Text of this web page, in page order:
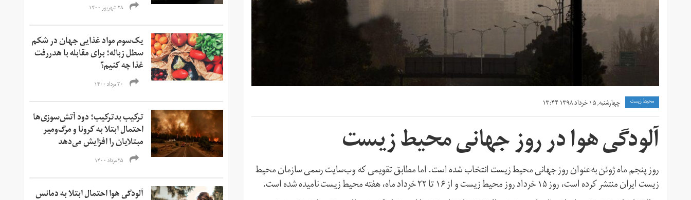
محیط زیست چهارشنبه, ۱۵ خرداد ۱۳۹۸ ۱۳:۴۴
آلودگی هوا در روز جهانی محیط زیست
روز پنجم ماه ژوئن به‌عنوان روز جهانی محیط زیست انتخاب شده است. اما مطابق تقویمی که وب‌سایت رسمی سازمان محیط
زیست ایران منتشر کرده است، روز ۱۵ خرداد روز محیط زیست و از ۱۶ تا ۲۲ خرداد ماه، هفته محیط زیست نامیده شده است.
۲۸ شهریور ۱۴۰۰
یک‌سوم مواد غذایی جهان در شکم
سطل زباله؛ برای مقابله با هدر‌رفت
غذا چه کنیم؟
۳۰ مرداد ۱۴۰۰
ترکیب بدترکیب؛ دود آتش‌سوزی‌ها
احتمال ابتلا به کرونا و مرگ‌و‌میر
مبتلایان را افزایش می‌دهد
۲۵ مرداد ۱۴۰۰
آلودگی هوا احتمال ابتلا به دمانس